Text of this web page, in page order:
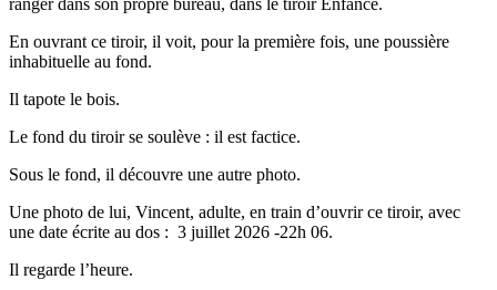
ranger dans son propre bureau, dans le tiroir Enfance.
En ouvrant ce tiroir, il voit, pour la première fois, une poussière
inhabituelle au fond.
Il tapote le bois.
Le fond du tiroir se soulève : il est factice.
Sous le fond, il découvre une autre photo.
Une photo de lui, Vincent, adulte, en train d’ouvrir ce tiroir, avec
une date écrite au dos : 3 juillet 2026 -22h 06.
Il regarde l’heure.